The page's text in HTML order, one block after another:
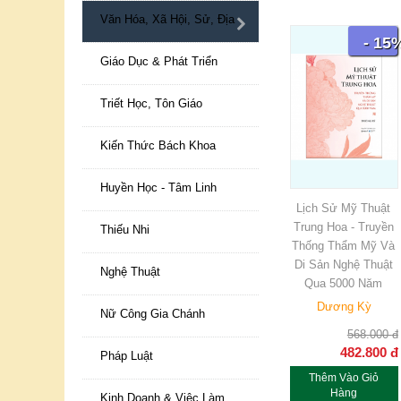
Văn Hóa, Xã Hội, Sử, Địa
Giáo Dục & Phát Triển
Triết Học, Tôn Giáo
Kiến Thức Bách Khoa
Huyền Học - Tâm Linh
Thiếu Nhi
Nghệ Thuật
Nữ Công Gia Chánh
Pháp Luật
Kinh Doanh & Việc Làm
-
Lịch Sử Mỹ Thuật
Trung Hoa - Truyền
Thống Thẩm Mỹ Và
Di Sản Nghệ Thuật
Qua 5000 Năm
Dương Kỳ
568.000 đ
482.800 đ
Thêm Vào Giỏ
Hàng